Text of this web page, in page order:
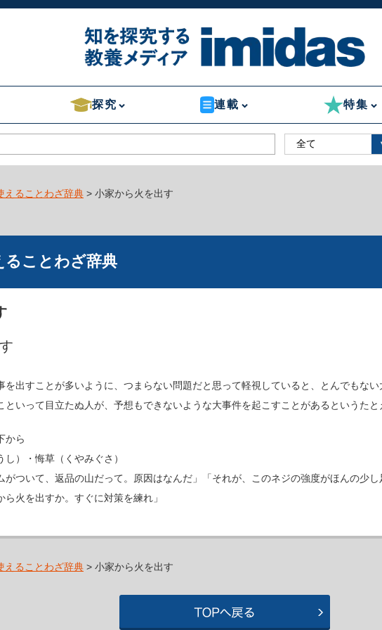
探究 連載 特集
えることわざ辞典 > 小家から火を出す
ることわざ辞典
を出すことが多いように、つまらない問題だと思って軽視していると、とんでもな
といって目立たぬ人が、予想もできないような大事件を起こすことがあるというたと
から
）・悔草（くやみぐさ）
がついて、返品の山だって。原因はなんだ」「それが、このネジの強度がほんの少
火を出すか。すぐに対策を練れ」
えることわざ辞典 > 小家から火を出す